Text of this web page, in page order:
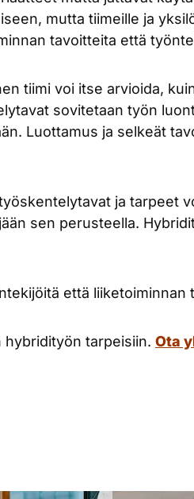
mutta tiimeille ja
tavoitteita että
tiimi voi itse arvioida,
sovitetaan työn
Luottamus ja selkeät
ja tarpeet
sen perusteella.
että liiketoiminnan
hybridityön tarpeisiin. Ota